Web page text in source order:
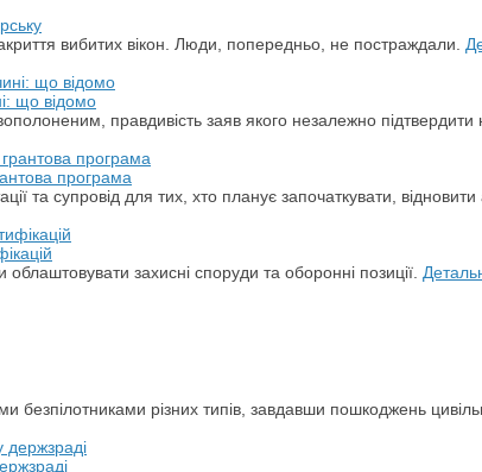
вибитих вікон. Люди, попередньо, не постраждали.
що відомо
правдивість заяв якого незалежно
програма
та супровід для тих, хто планує започаткувати, відновити
захисні споруди та оборонні позиції.
безпілотниками різних типів, завдавши пошкоджень